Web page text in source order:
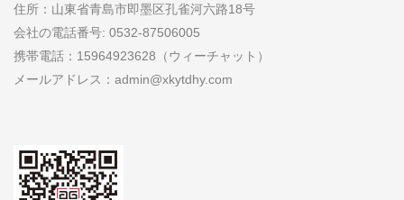
住所：山東省青島市即墨区孔雀河六路18号
会社の電話番号: 0532-87506005
携帯電話：15964923628（ウィーチャット）
メールアドレス：admin@xkytdhy.com